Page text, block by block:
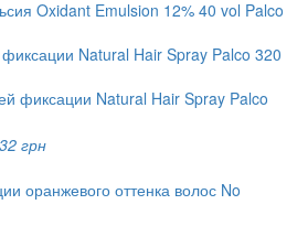
Natural Hair Spray Palco 320
грн
оранжевого оттенка волос No